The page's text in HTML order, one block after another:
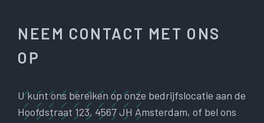
NEEM CONTACT MET ONS
OP
U kunt ons bereiken op onze bedrijfslocatie aan de
Hoofdstraat 123, 4567 JH Amsterdam, of bel ons